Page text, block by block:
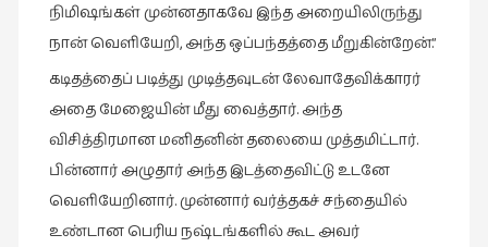
நிமிஷங்கள் முன்னதாகவே இந்த அறையிலிருந்து
நான் வெளியேறி, அந்த ஒப்பந்தத்தை மீறுகின்றேன்.”
கடிதத்தைப் படித்து முடித்தவுடன் லேவாதேவிக்காரர்
அதை மேஜையின் மீது வைத்தார். அந்த
விசித்திரமான மனிதனின் தலையை முத்தமிட்டார்.
பின்னார் அழுதார் அந்த இடத்தைவிட்டு உடனே
வெளியேறினார். முன்னார் வர்த்தகச் சந்தையில்
உண்டான பெரிய நஷ்டங்களில் கூட அவர்